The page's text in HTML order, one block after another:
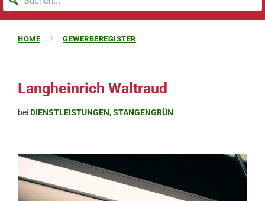
HOME GEWERBEREGISTER
Langheinrich Waltraud
beiDIENSTLEISTUNGEN, STANGENGRÜN